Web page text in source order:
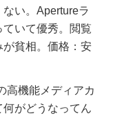
い。Apertureラ
いて優秀。閲覧
貧相。価格：安
高機能メディアカ
がどうなってん